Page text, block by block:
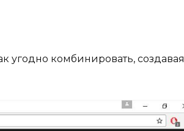
комбинировать, создавая